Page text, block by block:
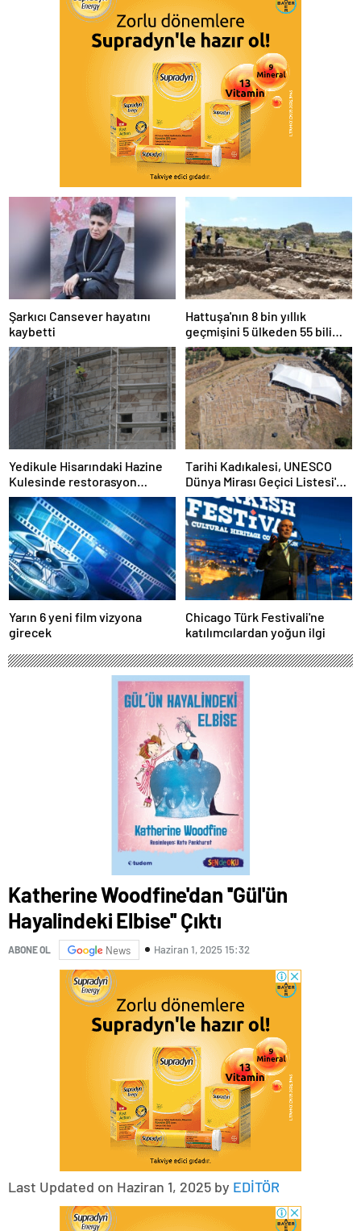
Şarkıcı Cansever hayatını
kaybetti
Hattuşa'nın 8 bin yıllık
geçmişini 5 ülkeden 55 bilim
insanı araştırıyor
Yedikule Hisarındaki Hazine
Kulesinde restorasyon
sürüyor
Tarihi Kadıkalesi, UNESCO
Dünya Mirası Geçici Listesi'ne
dahil edildi
Yarın 6 yeni film vizyona
girecek
Chicago Türk Festivali'ne
katılımcılardan yoğun ilgi
Katherine Woodfine'dan ''Gül'ün
Hayalindeki Elbise'' Çıktı
ABONE OL News Haziran 1, 2025 15:32
Last Updated on Haziran 1, 2025 by EDİTÖR